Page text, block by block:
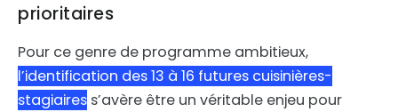
prioritaires
Pour ce genre de programme ambitieux,
l’identification des 13 à 16 futures cuisinières-
stagiaires s’avère être un véritable enjeu pour